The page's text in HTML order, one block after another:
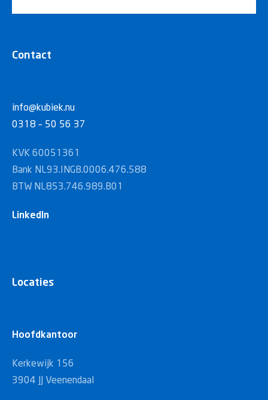
Contact
info@kubiek.nu
0318 – 50 56 37
KVK 60051361
Bank NL93.INGB.0006.476.588
BTW NL853.746.989.B01
LinkedIn
Locaties
Hoofdkantoor
Kerkewijk 156
3904 JJ Veenendaal